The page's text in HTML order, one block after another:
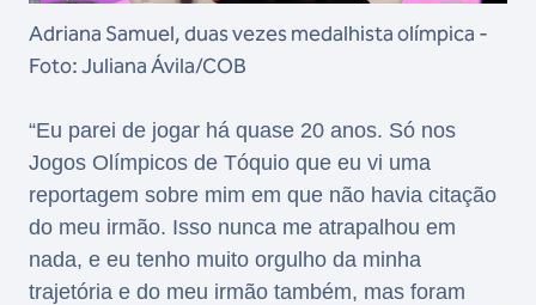
Adriana Samuel, duas vezes medalhista olímpica -
Foto: Juliana Ávila/COB
“Eu parei de jogar há quase 20 anos. Só nos
Jogos Olímpicos de Tóquio que eu vi uma
reportagem sobre mim em que não havia citação
do meu irmão. Isso nunca me atrapalhou em
nada, e eu tenho muito orgulho da minha
trajetória e do meu irmão também, mas foram